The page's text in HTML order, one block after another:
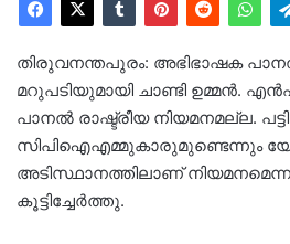
തിരുവനന്തപുരം: അഭിഭാഷക
മറുപടിയുമായി ചാണ്ടി ഉമ്മൻ.
പാനൽ രാഷ്ട്രീയ നിയമനമല്ല.
സിപിഐഎമ്മുകാരുമുണ്ടെന്നും
അടിസ്ഥാനത്തിലാണ്
കൂട്ടിച്ചേർത്തു.